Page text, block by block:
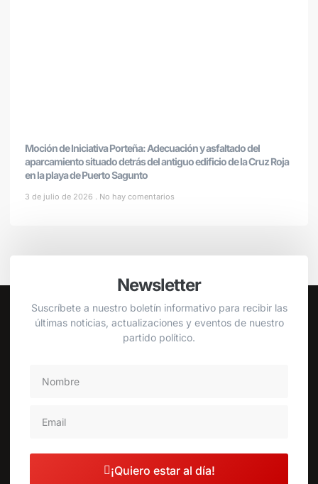
Moción de Iniciativa Porteña: Adecuación y asfaltado del
aparcamiento situado detrás del antiguo edificio de la Cruz Roja
en la playa de Puerto Sagunto
3 de julio de 2026 No hay comentarios
Newsletter
Suscríbete a nuestro boletín informativo para recibir las
últimas noticias, actualizaciones y eventos de nuestro
partido político.
¡Quiero estar al día!